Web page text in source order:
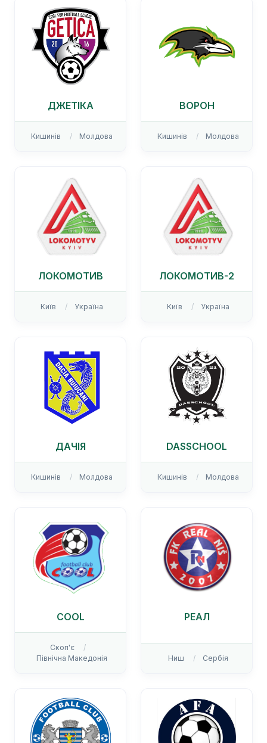
ДЖЕТІКА
Кишинів Молдова
ВОРОН
Кишинів Молдова
ЛОКОМОТИВ
Київ Україна
ЛОКОМОТИВ-2
Київ Україна
ДАЧІЯ
Кишинів Молдова
DASSCHOOL
Кишинів Молдова
COOL
Скоп'є
Північна Македонія
РЕАЛ
Ниш Сербія